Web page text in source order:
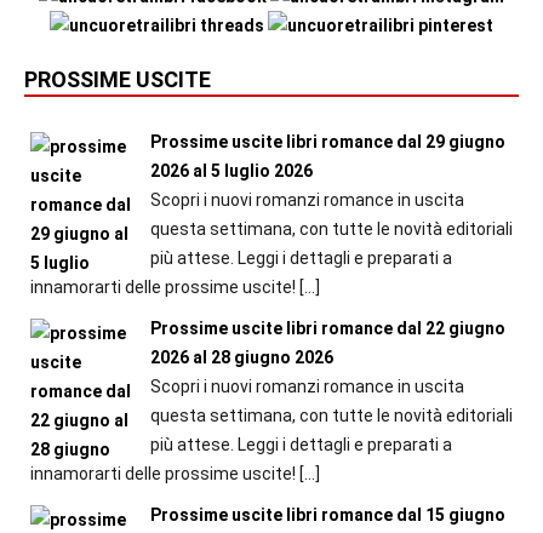
PROSSIME USCITE
Prossime uscite libri romance dal 29 giugno
2026 al 5 luglio 2026
Scopri i nuovi romanzi romance in uscita
questa settimana, con tutte le novità editoriali
più attese. Leggi i dettagli e preparati a
innamorarti delle prossime uscite! […]
Prossime uscite libri romance dal 22 giugno
2026 al 28 giugno 2026
Scopri i nuovi romanzi romance in uscita
questa settimana, con tutte le novità editoriali
più attese. Leggi i dettagli e preparati a
innamorarti delle prossime uscite! […]
Prossime uscite libri romance dal 15 giugno